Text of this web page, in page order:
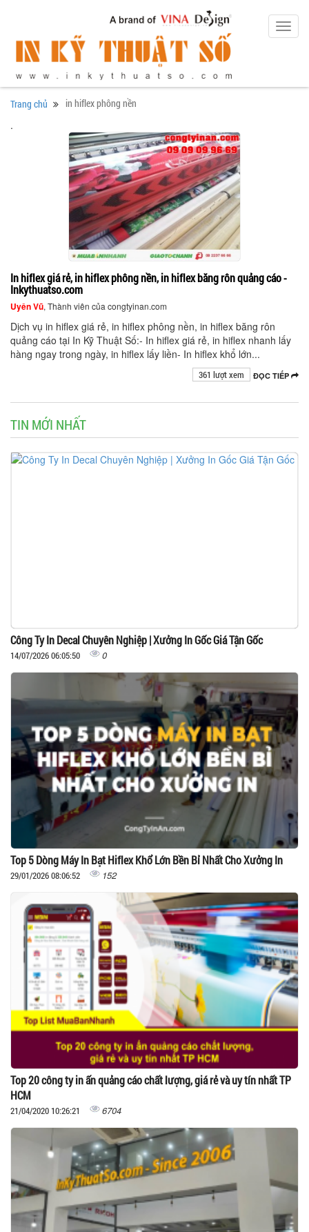
Trang chủ in hiflex phông nền
.
In hiflex giá rẻ, in hiflex phông nền, in hiflex băng rôn quảng cáo -
Inkythuatso.com
Uyên Vũ, Thành viên của congtyinan.com
Dịch vụ in hiflex giá rẻ, in hiflex phông nền, in hiflex băng rôn
quảng cáo tại In Kỹ Thuật Số:- In hiflex giá rẻ, in hiflex nhanh lấy
hàng ngay trong ngày, in hiflex lấy liền- In hiflex khổ lớn...
ĐỌC TIẾP
361 lượt xem
TIN MỚI NHẤT
Công Ty In Decal Chuyên Nghiệp | Xưởng In Gốc Giá Tận Gốc
14/07/2026 06:05:50 0
Top 5 Dòng Máy In Bạt Hiflex Khổ Lớn Bền Bỉ Nhất Cho Xưởng In
29/01/2026 08:06:52 152
Top 20 công ty in ấn quảng cáo chất lượng, giá rẻ và uy tín nhất TP
HCM
21/04/2020 10:26:21 6704